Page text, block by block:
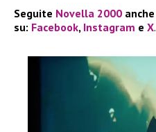
Seguite Novella 2000 anche
su: Facebook, Instagram e X.